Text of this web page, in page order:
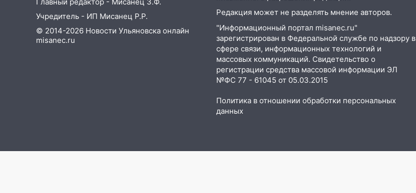
брата: в Ульяновской области
завели дело на агрессивную
женщину
15:47 На улице Радищева
Учредитель - ИП Мисанец Р.Р.
© 2014-2026 Новости Ульяновска онлайн
misanec.ru
Редакция может не разделять мнение авторов.
"Информационный портал misanec.ru"
зарегистрирован в Федеральной службе по надзору в
сфере связи, информационных технологий и
массовых коммуникаций. Свидетельство о
регистрации средства массовой информации ЭЛ
№ФС 77 - 61045 от 05.03.2015
Политика в отношении обработки персональных
данных